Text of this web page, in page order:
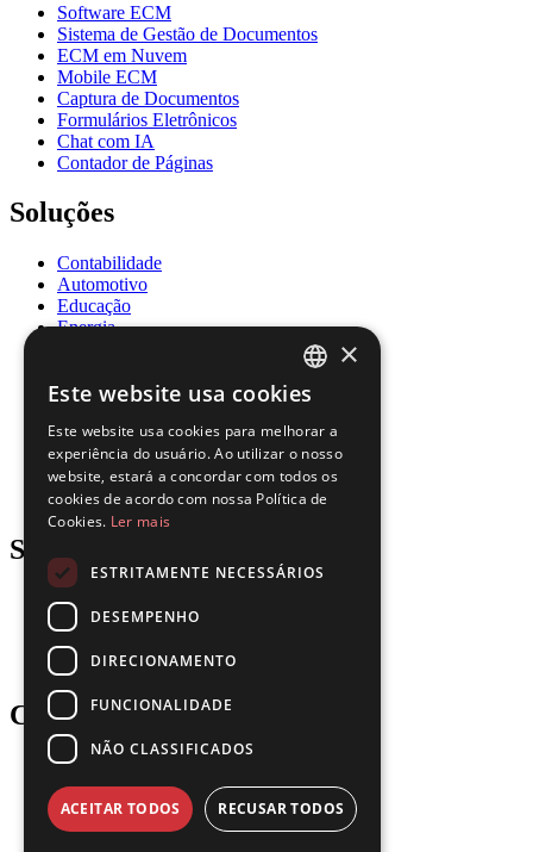
Software ECM
Sistema de Gestão de Documentos
ECM em Nuvem
Mobile ECM
Captura de Documentos
Formulários Eletrônicos
Chat com IA
Contador de Páginas
Soluções
Contabilidade
Automotivo
Educação
Energia
Recursos Humanos
Jurídico
Logística
Manufatura
Imobiliário
Support
Blog
Downloads
Atualizações
Gartner
Company
Parceiros
Carreiras
Entre em contato
Política de Privacidade
ENGLISH
FRENCH
SPANISH
×
Este website usa cookies
Este website usa cookies para melhorar a
experiência do usuário. Ao utilizar o nosso
website, estará a concordar com todos os
cookies de acordo com nossa Política de
Cookies. Ler mais
ESTRITAMENTE NECESSÁRIOS
DESEMPENHO
DIRECIONAMENTO
FUNCIONALIDADE
NÃO CLASSIFICADOS
ACEITAR TODOS RECUSAR TODOS